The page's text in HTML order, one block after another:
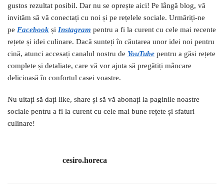
gustos rezultat posibil. Dar nu se oprește aici! Pe lângă blog, vă
invităm să vă conectați cu noi și pe rețelele sociale. Urmăriți-ne
pe Facebook și Instagram pentru a fi la curent cu cele mai recente
rețete și idei culinare. Dacă sunteți în căutarea unor idei noi pentru
cină, atunci accesați canalul nostru de YouTube pentru a găsi rețete
complete și detaliate, care vă vor ajuta să pregătiți mâncare
delicioasă în confortul casei voastre.
Nu uitați să dați like, share și să vă abonați la paginile noastre
sociale pentru a fi la curent cu cele mai bune rețete și sfaturi
culinare!
cesiro.horeca